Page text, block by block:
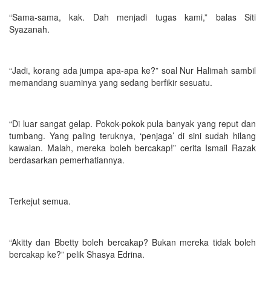
“Sama-sama, kak. Dah menjadi tugas kami,” balas Siti
Syazanah.
“Jadi, korang ada jumpa apa-apa ke?” soal Nur Halimah sambil
memandang suaminya yang sedang berfikir sesuatu.
“Di luar sangat gelap. Pokok-pokok pula banyak yang reput dan
tumbang. Yang paling teruknya, ‘penjaga’ di sini sudah hilang
kawalan. Malah, mereka boleh bercakap!” cerita Ismail Razak
berdasarkan pemerhatiannya.
Terkejut semua.
“Akitty dan Bbetty boleh bercakap? Bukan mereka tidak boleh
bercakap ke?” pelik Shasya Edrina.